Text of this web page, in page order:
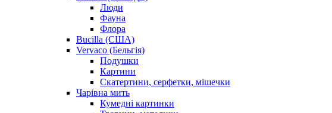
Люди
Фауна
Флора
Bucilla (США)
Vervaco (Бельгія)
Подушки
Картини
Скатертини, серфетки, мішечки
Чарiвна мить
Кумедні картинки